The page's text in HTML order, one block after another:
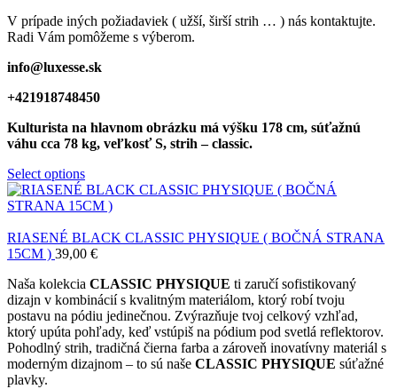
V prípade iných požiadaviek ( užší, širší strih … ) nás kontaktujte.
Radi Vám pomôžeme s výberom.
info@luxesse.sk
+421918748450
Kulturista na hlavnom obrázku má výšku 178 cm, súťažnú
váhu cca 78 kg, veľkosť S, strih – classic.
Select options
RIASENÉ BLACK CLASSIC PHYSIQUE ( BOČNÁ STRANA
15CM ) 39,00 €
Naša kolekcia CLASSIC PHYSIQUE ti zaručí sofistikovaný
dizajn v kombinácií s kvalitným materiálom, ktorý robí tvoju
postavu na pódiu jedinečnou. Zvýrazňuje tvoj celkový vzhľad,
ktorý upúta pohľady, keď vstúpiš na pódium pod svetlá reflektorov.
Pohodlný strih, tradičná čierna farba a zároveň inovatívny materiál s
moderným dizajnom – to sú naše CLASSIC PHYSIQUE súťažné
plavky.